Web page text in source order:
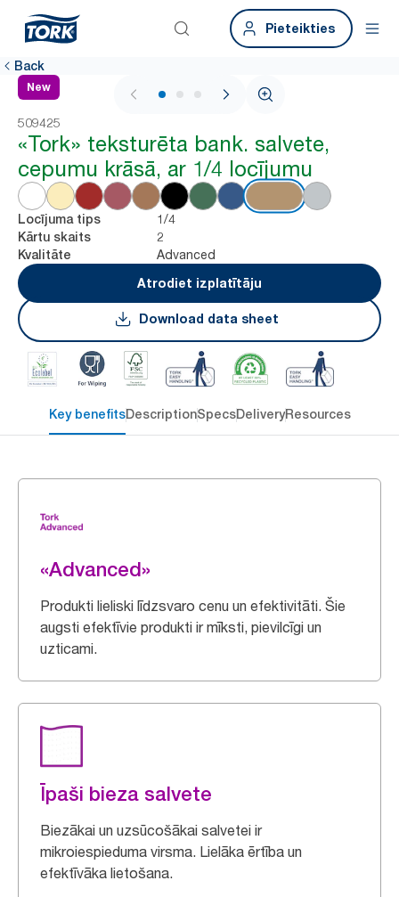
Pieteikties
Back
New
1 / 3
509425
«Tork» teksturēta bank. salvete,
cepumu krāsā, ar 1/4 locījumu
Locījuma tips 1/4
Kārtu skaits 2
Kvalitāte
Advanced
Atrodiet izplatītāju
Download data sheet
Key benefitsDescriptionSpecsDeliveryResources
«Advanced»
Produkti lieliski līdzsvaro cenu un efektivitāti. Šie
augsti efektīvie produkti ir mīksti, pievilcīgi un
uzticami.
Īpaši bieza salvete
Biezākai un uzsūcošākai salvetei ir
mikroiespieduma virsma. Lielāka ērtība un
efektīvāka lietošana.